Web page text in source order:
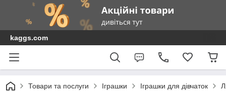
kaggs.com
Товари та послуги Іграшки Іграшки для дівчаток